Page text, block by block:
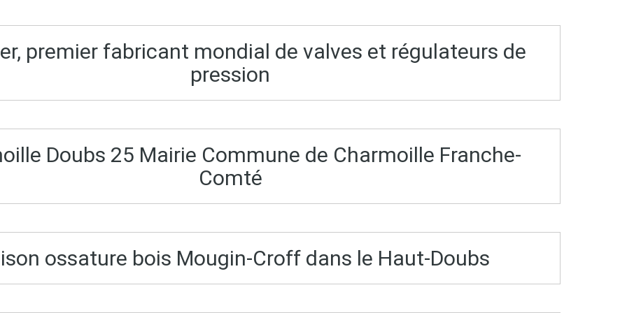
premier fabricant mondial de valves et régulateurs de
pression
Doubs 25 Mairie Commune de Charmoille Franche-
Comté
ossature bois Mougin-Croff dans le Haut-Doubs